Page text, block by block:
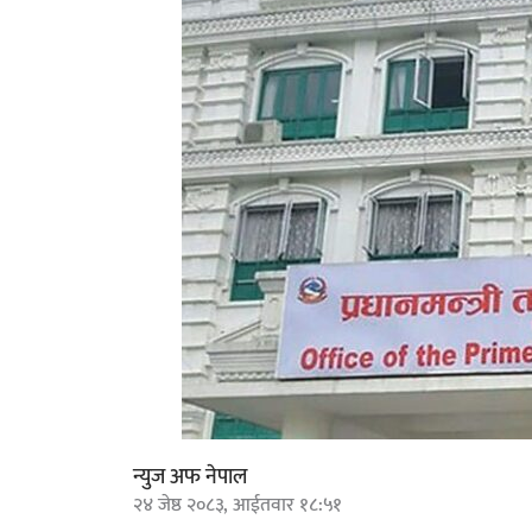
न्युज अफ नेपाल
२४ जेष्ठ २०८३, आईतवार १८:५१